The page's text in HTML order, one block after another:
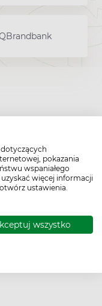
pokazania
wspaniałego
więcej informacji
ustawienia.
wszystko
(0)